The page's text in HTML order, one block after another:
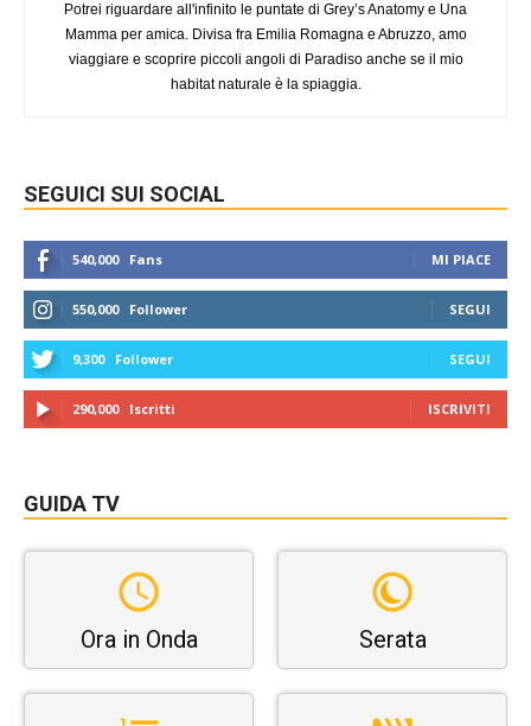
Potrei riguardare all'infinito le puntate di Grey’s Anatomy e Una
Mamma per amica. Divisa fra Emilia Romagna e Abruzzo, amo
viaggiare e scoprire piccoli angoli di Paradiso anche se il mio
habitat naturale è la spiaggia.
SEGUICI SUI SOCIAL
540,000 Fans MI PIACE
550,000 Follower SEGUI
9,300 Follower SEGUI
290,000 Iscritti ISCRIVITI
GUIDA TV
Ora in Onda Serata